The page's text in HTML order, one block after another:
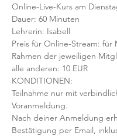
Online-Live-Kurs am
Dauer: 60 Minuten
Lehrerin: Isabell
Preis für Online-Stream: für
Rahmen der jeweiligen
alle anderen: 10 EUR
KONDITIONEN:
Teilnahme nur mit
Voranmeldung.
Nach deiner Anmeldung
Bestätigung per Email,